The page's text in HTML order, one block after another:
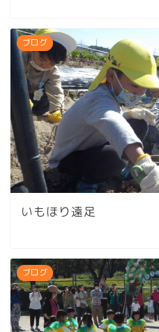
ブログ
いもほり遠足
ブログ